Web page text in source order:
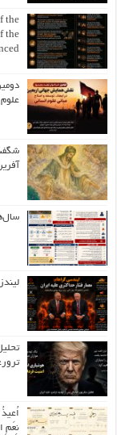
the
the
نِعَمِ